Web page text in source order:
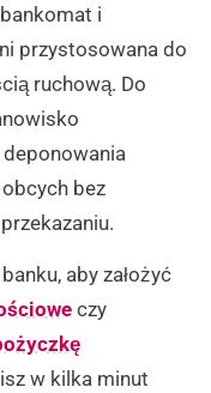
i
przystosowana do
ruchową. Do
bez
aby założyć
czy
w kilka minut